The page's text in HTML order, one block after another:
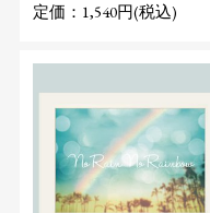
定価：1,540円(税込)